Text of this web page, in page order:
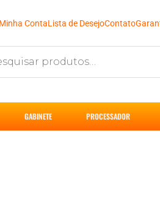
Minha ContaLista de DesejoContato
GABINETE PROCESSADOR